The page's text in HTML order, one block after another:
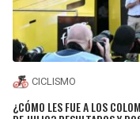
CICLISMO
¿CÓMO LES FUE A LOS